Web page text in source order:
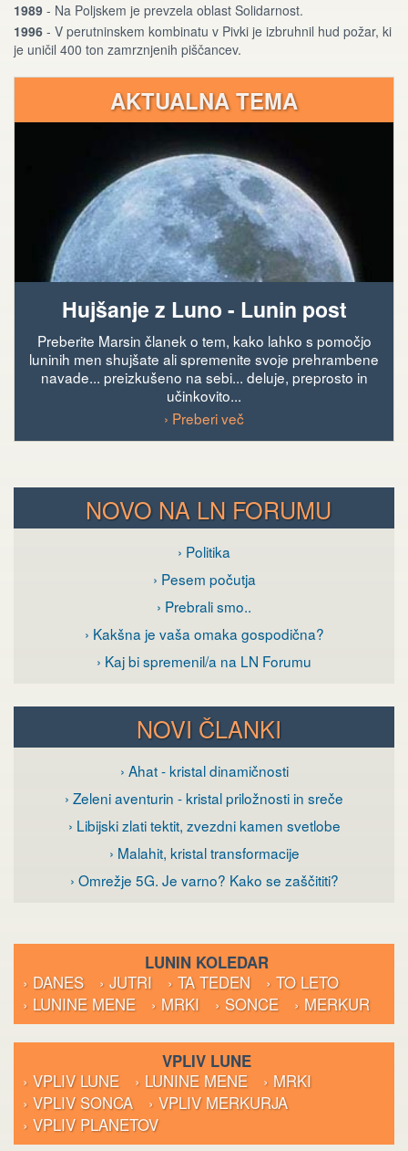
1989 - Na Poljskem je prevzela oblast Solidarnost.
1996 - V perutninskem kombinatu v Pivki je izbruhnil hud požar, ki
je uničil 400 ton zamrznjenih piščancev.
AKTUALNA TEMA
Hujšanje z Luno - Lunin post
Preberite Marsin članek o tem, kako lahko s pomočjo
luninih men shujšate ali spremenite svoje prehrambene
navade... preizkušeno na sebi... deluje, preprosto in
učinkovito...
› Preberi več
NOVO NA LN FORUMU
› Politika
› Pesem počutja
› Prebrali smo..
› Kakšna je vaša omaka gospodična?
› Kaj bi spremenil/a na LN Forumu
NOVI ČLANKI
› Ahat - kristal dinamičnosti
› Zeleni aventurin - kristal priložnosti in sreče
› Libijski zlati tektit, zvezdni kamen svetlobe
› Malahit, kristal transformacije
› Omrežje 5G. Je varno? Kako se zaščititi?
LUNIN KOLEDAR
› DANES
› JUTRI › TA TEDEN
› TO LETO
› LUNINE MENE
› MRKI › SONCE › MERKUR
VPLIV LUNE
› VPLIV LUNE
› LUNINE MENE
› MRKI
› VPLIV SONCA
› VPLIV MERKURJA
› VPLIV PLANETOV